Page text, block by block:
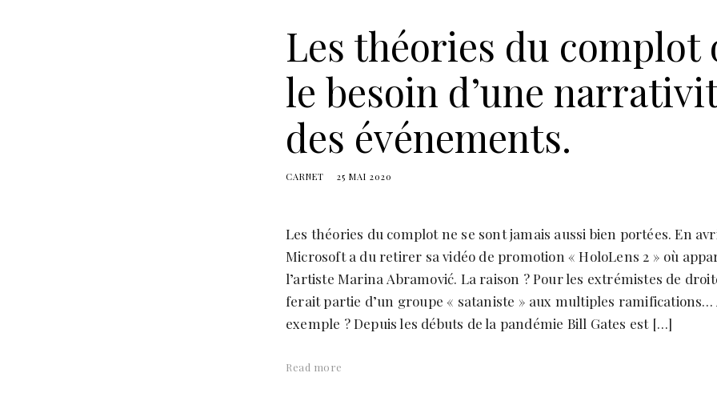
Les théories du complot
le besoin d’une
des événements.
CARNET 25 MAI 2020
Les théories du complot ne se sont jamais aussi bien portées. En
Microsoft a du retirer sa vidéo de promotion « HoloLens 2 » où
l’artiste Marina Abramović. La raison ? Pour les extrémistes de
ferait partie d’un groupe « sataniste » aux multiples ramifications…
exemple ? Depuis les débuts de la pandémie Bill Gates est […]
Read more